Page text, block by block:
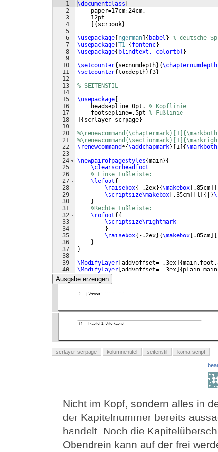
1
2
3
4
5
6
7
8
9
10
11
12
13
14
15
16
17
18
19
20
21
22
23
24
25
26
27
28
29
30
31
32
33
34
35
36
37
38
39
40
41
\documentclass
    paper=17cm:24cm,
    12pt
{ scrbook}
\usepackage ngerman { babel } % deutsche
\usepackage T1 { fontenc}
\usepackage{ blindtext, colortbl }
\setcounter{ secnumdepth}{\chapternumdepth
\setcounter{tocdepth}{3}
% SEITENSTIL
\usepackage
    headsepline=0pt,
% Kopflinie
    footsepline=.5pt
% Fußlinie
{ scrlayer-scrpage}
\renewcommand *{\addchapmark} 1 {\markboth
\newpairofpagestyles{main}{
\clearscrheadfoot
% Linke Fußleiste:
\lefoot{
\raisebox{ -.2ex}{\makebox .85cm
\scriptsize\makebox
.35cm l { }
}
%Rechte Fußleiste:
\rofoot{{
\scriptsize\rightmark
}
\raisebox{ -.2ex}{\makebox .85cm
}
}
\ModifyLayer addvoffset=-.3ex {
\ModifyLayer addvoffset=-.3ex {
Ausgabe erzeugen
scrlayer-scrpage kolumnentitel seitenstil koma-script
Nicht im Kopf, sondern alles in
der Kapitelnummer bereits
handelt. Noch die
Obendrein kann auf der frei